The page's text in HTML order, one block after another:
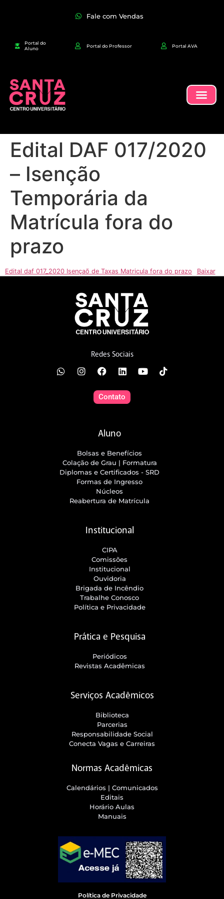
Fale com Vendas
Portal do
Aluno
Portal do Professor Portal AVA
Edital DAF 017/2020
– Isenção
Temporária da
Matrícula fora do
prazo
Edital daf 017_2020 Isençaõ de Taxas Matricula fora do prazo Baixar
Redes Sociais
Contato
Aluno
Bolsas e Benefícios
Colação de Grau | Formatura
Diplomas e Certificados - SRD
Formas de Ingresso
Núcleos
Reabertura de Matrícula
Institucional
CIPA
Comissões
Institucional
Ouvidoria
Brigada de Incêndio
Trabalhe Conosco
Política e Privacidade
Prática e Pesquisa
Periódicos
Revistas Acadêmicas
Serviços Acadêmicos
Biblioteca
Parcerias
Responsabilidade Social
Conecta Vagas e Carreiras
Normas Acadêmicas
Calendários | Comunicados
Editais
Horário Aulas
Manuais
Política de Privacidade